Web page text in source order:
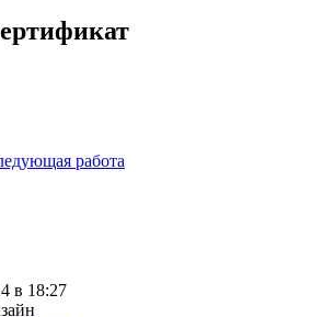
работа
в 18:27